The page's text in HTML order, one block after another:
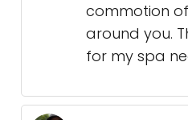
commotion
around you.
for my spa